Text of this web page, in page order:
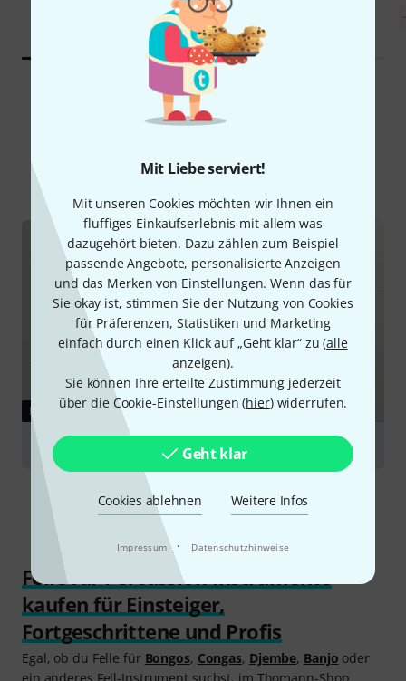
Mit Liebe serviert!
Mit unseren Cookies möchten wir Ihnen ein
fluffiges Einkaufserlebnis mit allem was
dazugehört bieten. Dazu zählen zum Beispiel
passende Angebote, personalisierte Anzeigen
und das Merken von Einstellungen. Wenn das für
Sie okay ist, stimmen Sie der Nutzung von Cookies
für Präferenzen, Statistiken und Marketing
einfach durch einen Klick auf „Geht klar“ zu (alle
anzeigen).
Sie können Ihre erteilte Zustimmung jederzeit
über die Cookie-Einstellungen (hier) widerrufen.
Geht klar
Cookies ablehnen Weitere Infos
Impressum · Datenschutzhinweise
115 €
-9%
Wissen
Alle Ratgeber
RATGEBER
Drumfelle
Felle für Percussion-Instrumente
kaufen für Einsteiger,
Fortgeschrittene und Profis
Egal, ob du Felle für Bongos, Congas, Djembe, Banjo oder